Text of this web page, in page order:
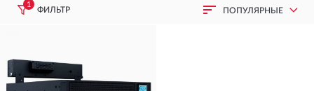
1
ФИЛЬТР ПОПУЛЯРНЫЕ